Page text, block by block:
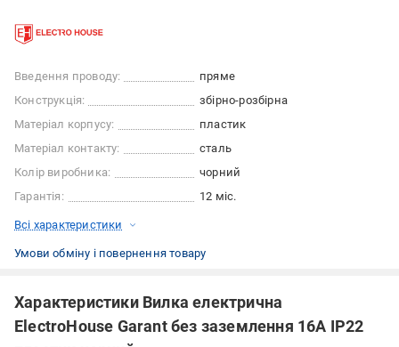
Введення проводу:
пряме
Конструкція:
збірно-розбірна
Матеріал корпусу:
пластик
Матеріал контакту:
сталь
Колір виробника:
чорний
Гарантія:
12 міс.
Всі характеристики
Умови обміну і повернення товару
Характеристики Вилка електрична
ElectroHouse Garant без заземлення 16А IP22